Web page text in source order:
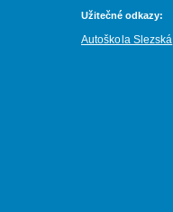
Užitečné odkazy:
Autoškola Slezská